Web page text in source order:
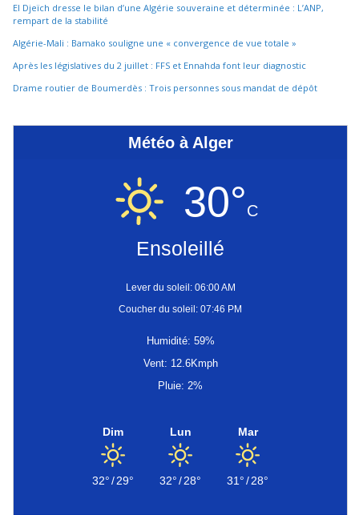
El Djeïch dresse le bilan d’une Algérie souveraine et déterminée : L’ANP,
rempart de la stabilité
Algérie-Mali : Bamako souligne une « convergence de vue totale »
Après les législatives du 2 juillet : FFS et Ennahda font leur diagnostic
Drame routier de Boumerdès : Trois personnes sous mandat de dépôt
Météo à Alger
30°C
Ensoleillé
Lever du soleil: 06:00 AM
Coucher du soleil: 07:46 PM
Humidité: 59%
Vent: 12.6Kmph
Pluie: 2%
Dim
32°/29°
Lun
32°/28°
Mar
31°/28°